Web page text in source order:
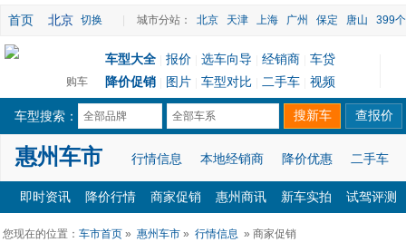
首页 北京 切换 城市分站： 北京 天津 上海 广州 保定 唐山 399
购车
车型大全 报价 选车向导 经销商
车贷
降价促销
图片 车型对比 二手车 视频
车型搜索： 全部品牌 全部车系
惠州车市 行情信息 本地经销商 降价优惠 二手车
即时资讯 降价行情 商家促销 惠州商讯 新车实拍 试驾评测
您现在的位置： 车市首页 » 惠州车市 » 行情信息 » 商家促销